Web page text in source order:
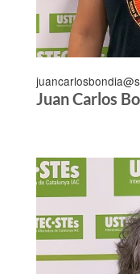
Juan Carlos